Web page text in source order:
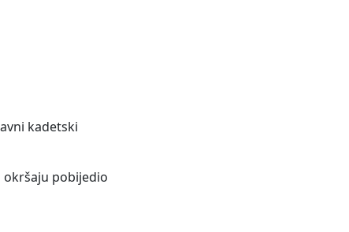
kadetski
pobijedio